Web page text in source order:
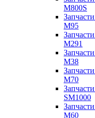
M800S
M95
M291
M38
M70
SM1000
M60